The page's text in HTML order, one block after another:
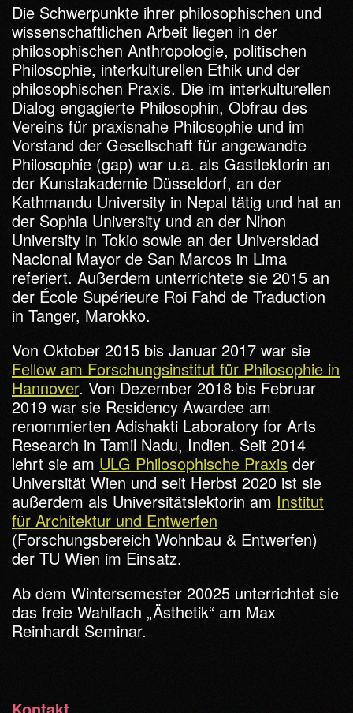
Die Schwerpunkte ihrer philosophischen und
wissenschaftlichen Arbeit liegen in der
philosophischen Anthropologie, politischen
Philosophie, interkulturellen Ethik und der
philosophischen Praxis. Die im interkulturellen
Dialog engagierte Philosophin, Obfrau des
Vereins für praxisnahe Philosophie und im
Vorstand der Gesellschaft für angewandte
Philosophie (gap) war u.a. als Gastlektorin an
der Kunstakademie Düsseldorf, an der
Kathmandu University in Nepal tätig und hat an
der Sophia University und an der Nihon
University in Tokio sowie an der Universidad
Nacional Mayor de San Marcos in Lima
referiert. Außerdem unterrichtete sie 2015 an
der École Supérieure Roi Fahd de Traduction
in Tanger, Marokko.
Von Oktober 2015 bis Januar 2017 war sie
Fellow am Forschungsinstitut für Philosophie in
Hannover. Von Dezember 2018 bis Februar
2019 war sie Residency Awardee am
renommierten Adishakti Laboratory for Arts
Research in Tamil Nadu, Indien. Seit 2014
lehrt sie am ULG Philosophische Praxis der
Universität Wien und seit Herbst 2020 ist sie
außerdem als Universitätslektorin am Institut
für Architektur und Entwerfen
(Forschungsbereich Wohnbau & Entwerfen)
der TU Wien im Einsatz.
Ab dem Wintersemester 20025 unterrichtet sie
das freie Wahlfach „Ästhetik“ am Max
Reinhardt Seminar.